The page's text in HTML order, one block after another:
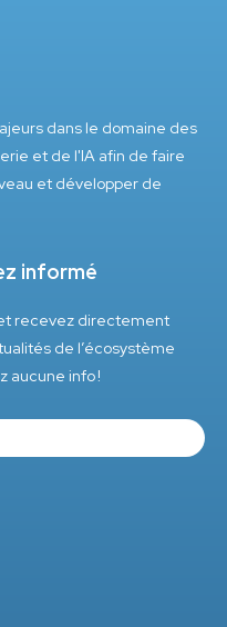
dans le domaine des
et de l'IA afin de faire
et développer de
informé
recevez directement
de l’écosystème
aucune info !